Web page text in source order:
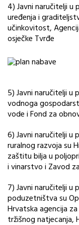
4) Javni naručitelji
uređenja i
učinkovitost,
osječke Tvrđe
5) Javni naručitelji u
vodnoga
vode i Fond za
6) Javni naručitelji u
ruralnog razvoja su
zaštitu bilja u
i vinarstvo i Zavod
7) Javni naručitelji u
poduzetništva su
Hrvatska agencija
tržišnog natjecanja,